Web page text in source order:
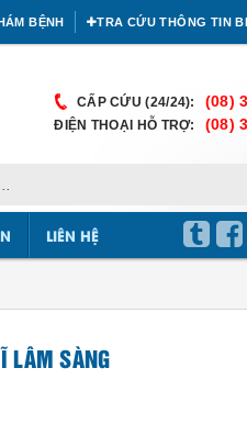
BỆNH TRA CỨU THÔNG TIN
CẤP CỨU (24/24): (08)
ĐIỆN THOẠI HỖ TRỢ: (08)
LIÊN HỆ
LÂM SÀNG